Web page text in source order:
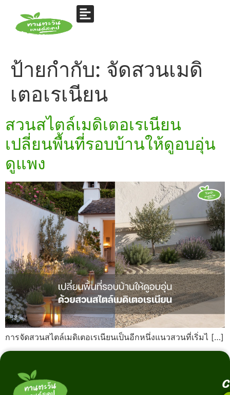
ป้ายกำกับ: จัดสวนเมดิ
เตอเรเนียน
สวนสไตล์เมดิเตอเรเนียน
เปลี่ยนพื้นที่รอบบ้านให้ดูอบอุ่น
ดูแพง
การจัดสวนสไตล์เมดิเตอเรเนียนเป็นอีกหนึ่งแนวสวนที่เริ่มไ […]